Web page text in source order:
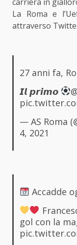
La Roma e
attraverso
27 anni fa,
𝙄𝙡 𝙥𝙧𝙞𝙢𝙤
— AS Roma
4, 2021
Accadde
gol con la